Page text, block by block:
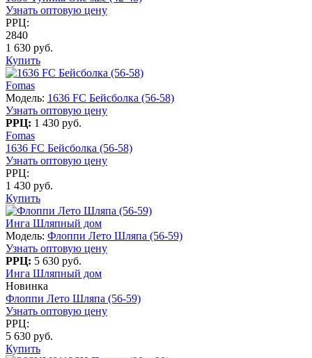
Узнать оптовую цену
РРЦ:
2840
1 630 руб.
Купить
Fomas
Модель: 1636 FC Бейсболка (56-58)
Узнать оптовую цену
РРЦ: 1 430 руб.
Fomas
1636 FC Бейсболка (56-58)
Узнать оптовую цену
РРЦ:
1 430 руб.
Купить
Инга Шляпный дом
Модель: Флоппи Лето Шляпа (56-59)
Узнать оптовую цену
РРЦ: 5 630 руб.
Инга Шляпный дом
Новинка
Флоппи Лето Шляпа (56-59)
Узнать оптовую цену
РРЦ:
5 630 руб.
Купить